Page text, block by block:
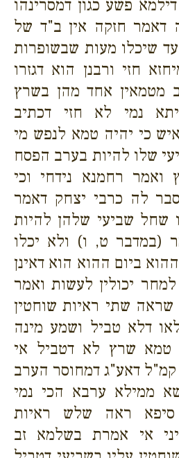
פשע כגון דמסרינהו
דאמר חזקה אין ב"ד של
שיכלו מעות שבשופרות
חזי ורבנן הוא דגזרו
מטמאין אחד מהן בשרץ
נמי לא חזי דכתיב
כי יהיה טמא לנפש מי
שלו להיות בערב הפסח
ואמר רחמנא נידחי וכי
לה כרבי יצחק דאמר
שחל שביעי שלהן להיות
(במדבר ט, ו) ולא יכלו
ביום ההוא הוא דאינן
יכולין לעשות ואמר
שראה שתי ראיות שוחטין
דלא טביל ושמע מינה
טמא שרץ לא דטביל אי
דאע"ג דמחוסר הערב
ממילא ערבא הכי נמי
סיפא ראה שלש ראיות
אי אמרת בשלמא זב